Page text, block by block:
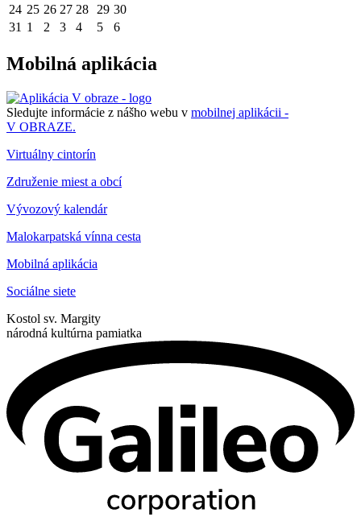
24 25 26 27 28 29 30
31 1 2 3 4 5 6
Mobilná aplikácia
Sledujte informácie z nášho webu v mobilnej aplikácii -
V OBRAZE.
Virtuálny cintorín
Združenie miest a obcí
Vývozový kalendár
Malokarpatská vínna cesta
Mobilná aplikácia
Sociálne siete
Kostol sv. Margity
národná kultúrna pamiatka